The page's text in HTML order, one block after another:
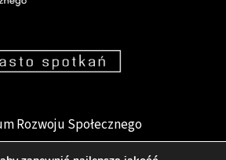
Rozwoju Społecznego
159 Wrocław